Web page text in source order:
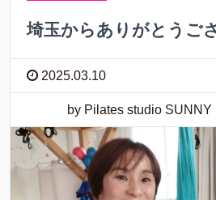
埼玉からありがとうご
2025.03.10
by Pilates studio SUNNY